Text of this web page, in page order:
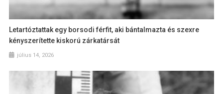
Letartóztattak egy borsodi férfit, aki bántalmazta és szexre
kényszerítette kiskorú zárkatársát
július 14, 2026